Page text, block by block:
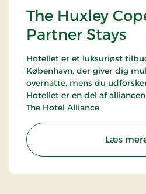
The Huxley
Partner Stays
Hotellet er et luksuriøst
København, der giver dig
overnatte, mens du
Hotellet er en del af
The Hotel Alliance.
Læs